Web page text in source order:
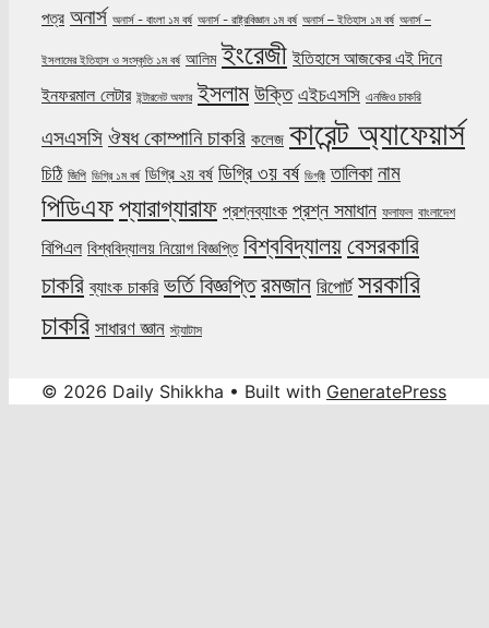
পত্র অনার্স অনার্স - বাংলা ১ম বর্ষ অনার্স - রাষ্ট্রবিজ্ঞান ১ম বর্ষ অনার্স – ইতিহাস ১ম বর্ষ অনার্স –
ইসলামের ইতিহাস ও সংস্কৃতি ১ম বর্ষ আলিম ইংরেজী ইতিহাসে আজকের এই দিনে
ইনফরমাল লেটার ইন্টারনেট অফার ইসলাম উক্তি এইচএসসি এনজিও চাকরি
এসএসসি ঔষধ কোম্পানি চাকরি কলেজ কারেন্ট অ্যাফেয়ার্স
চিঠি জিপি ডিগ্রি ১ম বর্ষ ডিগ্রি ২য় বর্ষ ডিগ্রি ৩য় বর্ষ ডিগ্রী তালিকা নাম
পিডিএফপ্যারাগ্যারাফ প্রশ্নব্যাংক প্রশ্ন সমাধান ফলাফল বাংলাদেশ
বিপিএল বিশ্ববিদ্যালয় নিয়োগ বিজ্ঞপ্তি বিশ্ববিদ্যালয়বেসরকারি
চাকরি ব্যাংক চাকরি ভর্তি বিজ্ঞপ্তিরমজান রিপোর্ট সরকারি
চাকরি সাধারণ জ্ঞান স্ট্যাটাস
© 2026 Daily Shikkha • Built with GeneratePress